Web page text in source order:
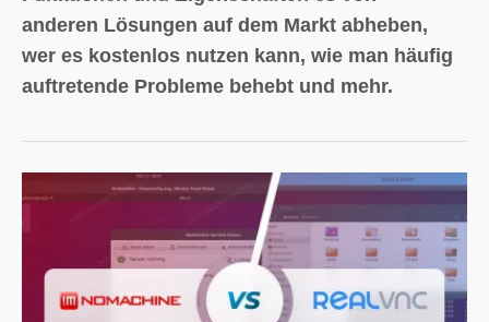
anderen Lösungen auf dem Markt abheben,
wer es kostenlos nutzen kann, wie man häufig
auftretende Probleme behebt und mehr.